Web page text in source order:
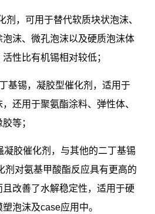
剂，可用于替代软质块状泡沫、
沫、微孔泡沫以及硬质泡沫体
性比有机锡相对较低；
基锡，凝胶型催化剂，适用于
还用于聚氨酯涂料、弹性体、
等；
凝胶催化剂，与其他的二丁基锡
剂对氨基甲酸酯反应具有更高的
改善了水解稳定性，适用于硬
泡沫及case应用中。